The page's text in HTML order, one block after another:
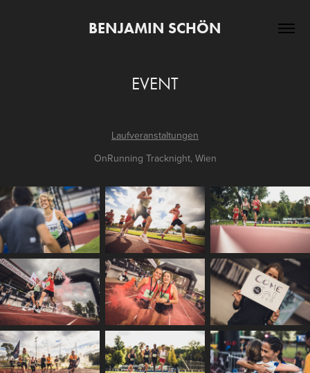
BENJAMIN SCHÖN
EVENT
Laufveranstaltungen
OnRunning Tracknight, Wien